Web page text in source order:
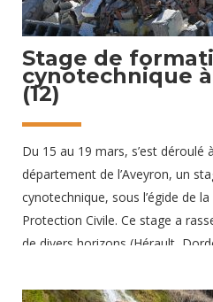
Stage de
cynotechnique
(12)
Du 15 au 19 mars, s’est déroulé
département de l’Aveyron, un
cynotechnique, sous l’égide de
Protection Civile. Ce stage a
de divers horizons (Hérault,
degré de formation pour la